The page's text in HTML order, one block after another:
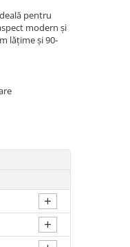
pentru
modern și
lățime și 90-
+
+